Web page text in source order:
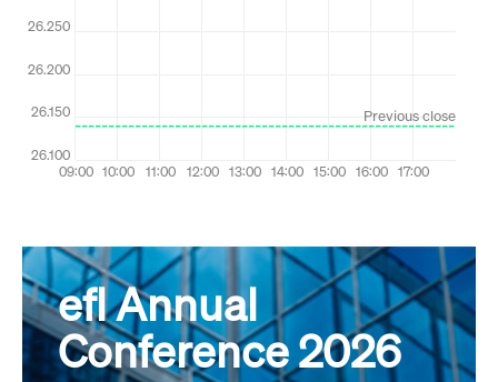
efl Annual
Conference 2026